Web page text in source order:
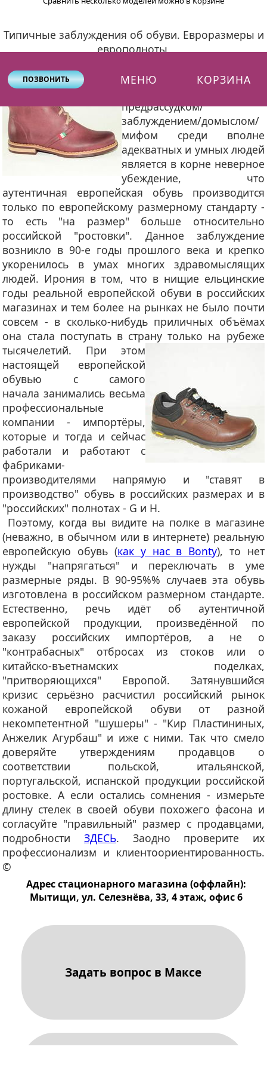
ПОЗВОНИТЬ МЕНЮ КОРЗИНА
Типичные заблуждения об обуви. Евроразмеры и
европолноты.
Наиболее
предрассудком/
заблуждением/домыслом/
мифом среди вполне
адекватных и умных людей
является в корне неверное
убеждение, что
аутентичная европейская обувь производится
только по европейскому размерному стандарту -
то есть "на размер" больше относительно
российской "ростовки". Данное заблуждение
возникло в 90-е годы прошлого века и крепко
укоренилось в умах многих здравомыслящих
людей. Ирония в том, что в нищие ельцинские
годы реальной европейской обуви в российских
магазинах и тем более на рынках не было почти
совсем - в сколько-нибудь приличных объёмах
она стала поступать в страну только на рубеже
тысячелетий. При этом
настоящей европейской
обувью с самого
начала занимались весьма
профессиональные
компании - импортёры,
которые и тогда и сейчас
работали и работают с
фабриками-
производителями напрямую и "ставят в
производство" обувь в российских размерах и в
"российских" полнотах - G и H.
Поэтому, когда вы видите на полке в магазине
(неважно, в обычном или в интернете) реальную
европейскую обувь (как у нас в Bonty), то нет
нужды "напрягаться" и переключать в уме
размерные ряды. В 90-95%% случаев эта обувь
изготовлена в российском размерном стандарте.
Естественно, речь идёт об аутентичной
европейской продукции, произведённой по
заказу российских импортёров, а не о
"контрабасных" отбросах из стоков или о
китайско-въетнамских поделках,
"притворяющихся" Европой. Затянувшийся
кризис серьёзно расчистил российский рынок
кожаной европейской обуви от разной
некомпетентной "шушеры" - "Кир Пластининых,
Анжелик Агурбаш" и иже с ними. Так что смело
доверяйте утверждениям продавцов о
соответствии польской, итальянской,
португальской, испанской продукции российской
ростовке. А если остались сомнения - измерьте
длину стелек в своей обуви похожего фасона и
согласуйте "правильный" размер с продавцами,
подробности ЗДЕСЬ. Заодно проверите их
профессионализм и клиентоориентированность.
©
Адрес стационарного магазина (оффлайн):
Мытищи, ул. Селезнёва, 33, 4 этаж, офис 6
Задать вопрос в Максе